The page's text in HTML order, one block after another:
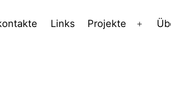
Links Projekte
Menü